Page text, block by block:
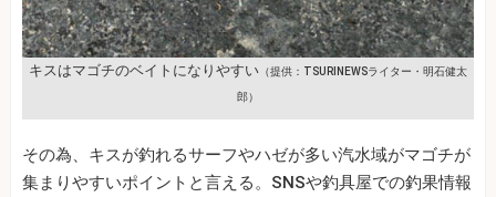
キスはマゴチのベイトになりやすい （提供：TSURINEWSライター・明石健太
郎）
その為、キスが釣れるサーフやハゼが多い汽水域がマゴチが
集まりやすいポイントと言える。SNSや釣具屋での釣果情報